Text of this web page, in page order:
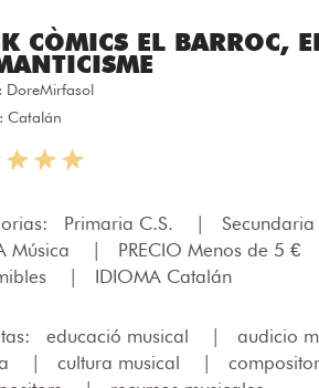
CÒMICS EL BARROC,
DoreMirfasol
Catalán
Primaria C.S. Secundaria
Música
PRECIO Menos de 5 €
IDIOMA Catalán
educació musical audicio
cultura musical compositor